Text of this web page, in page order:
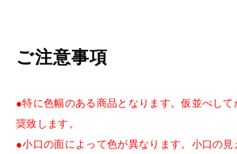
ご注意事項
●特に色幅のある商品となります。仮並べし
奨致します。
●小口の面によって色が異なります。小口の見